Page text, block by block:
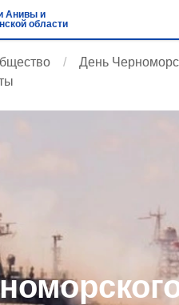
Анивы и
области
День